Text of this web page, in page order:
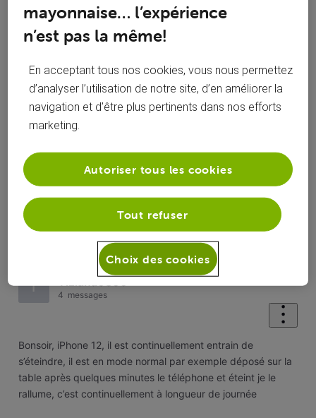
messages
Bonjour,
quelle est la marque et modèle du téléphone ?
J'aime
T Tiziana0806
4 messages
Bonsoir, iPhone 12, il est continuellement entrain de
s’éteindre, il est en mode normal par exemple déposé sur la
table après quelques minutes le téléphone et éteint je le
rallume, c’est continuellement à longueur de journée
mayonnaise… l’expérience
n’est pas la même!
En acceptant tous nos cookies, vous nous permettez
d’analyser l’utilisation de notre site, d’en améliorer la
navigation et d’être plus pertinents dans nos efforts
marketing.
Tout refuser
Autoriser tous les cookies
Choix des cookies